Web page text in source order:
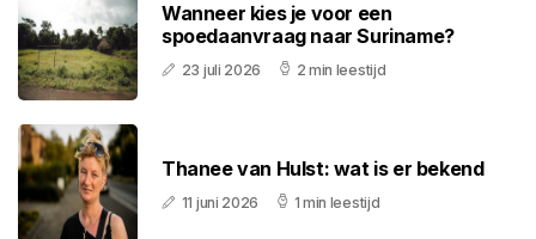
Wanneer kies je voor een
spoedaanvraag naar Suriname?
23 juli 2026 2 min leestijd
Thanee van Hulst: wat is er bekend
11 juni 2026 1 min leestijd